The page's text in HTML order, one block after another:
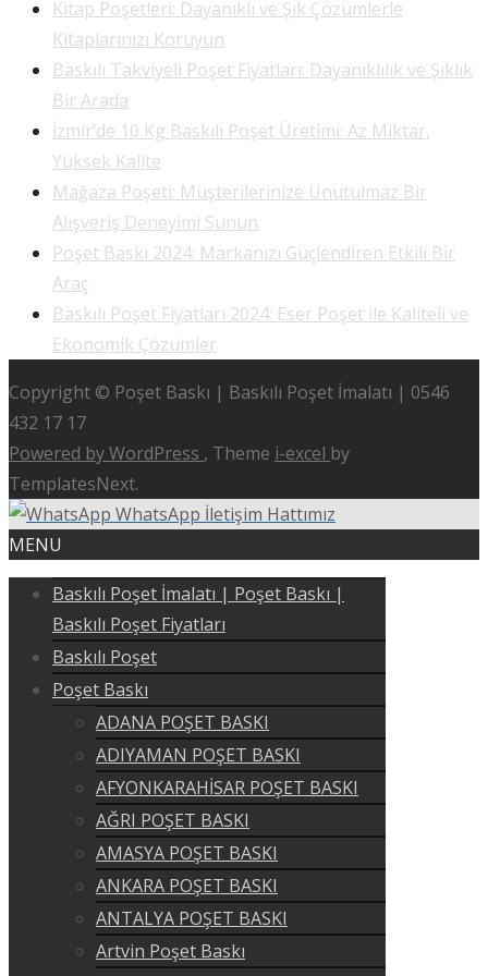
Kitap Poşetleri: Dayanıklı ve Şık Çözümlerle
Kitaplarınızı Koruyun
Baskılı Takviyeli Poşet Fiyatları: Dayanıklılık ve Şıklık
Bir Arada
İzmir’de 10 Kg Baskılı Poşet Üretimi: Az Miktar,
Yüksek Kalite
Mağaza Poşeti: Müşterilerinize Unutulmaz Bir
Alışveriş Deneyimi Sunun
Poşet Baskı 2024: Markanızı Güçlendiren Etkili Bir
Araç
Baskılı Poşet Fiyatları 2024: Eser Poşet ile Kaliteli ve
Ekonomik Çözümler
Copyright © Poşet Baskı | Baskılı Poşet İmalatı | 0546
432 17 17
Powered by WordPress , Theme i-excel by
TemplatesNext.
WhatsApp İletişim Hattımız
MENU
Baskılı Poşet İmalatı | Poşet Baskı |
Baskılı Poşet Fiyatları
Baskılı Poşet
Poşet Baskı
ADANA POŞET BASKI
ADIYAMAN POŞET BASKI
AFYONKARAHİSAR POŞET BASKI
AĞRI POŞET BASKI
AMASYA POŞET BASKI
ANKARA POŞET BASKI
ANTALYA POŞET BASKI
Artvin Poşet Baskı